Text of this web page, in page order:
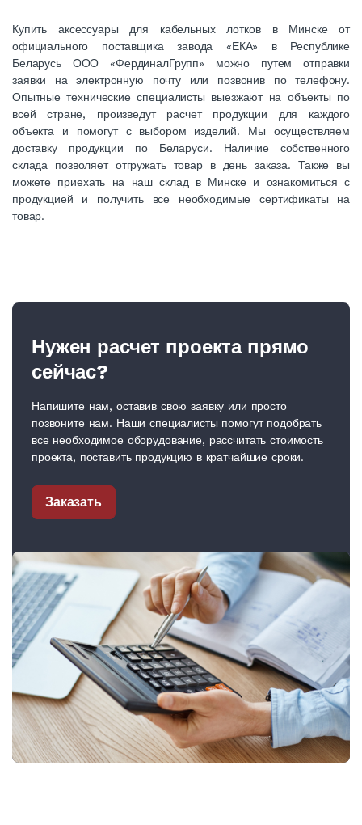
Купить аксессуары для кабельных лотков в Минске от
официального поставщика завода «ЕКА» в Республике
Беларусь ООО «ФердиналГрупп» можно путем отправки
заявки на электронную почту или позвонив по телефону.
Опытные технические специалисты выезжают на объекты по
всей стране, произведут расчет продукции для каждого
объекта и помогут с выбором изделий. Мы осуществляем
доставку продукции по Беларуси. Наличие собственного
склада позволяет отгружать товар в день заказа. Также вы
можете приехать на наш склад в Минске и ознакомиться с
продукцией и получить все необходимые сертификаты на
товар.
Нужен расчет проекта прямо
сейчас?
Напишите нам, оставив свою заявку или просто
позвоните нам. Наши специалисты помогут подобрать
все необходимое оборудование, рассчитать стоимость
проекта, поставить продукцию в кратчайшие сроки.
Заказать